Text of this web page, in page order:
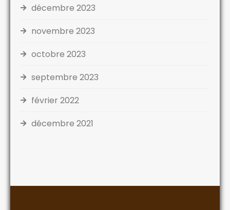
décembre 2023
novembre 2023
octobre 2023
septembre 2023
février 2022
décembre 2021